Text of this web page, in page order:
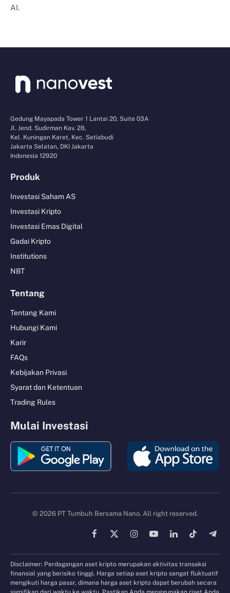
AI.
Gedung Mayapada Tower 1 Lantai 20, Suite 03A
Jl. Jend. Sudirman Kav. 28,
Kel. Kuningan Karet, Kec. Setiabudi
Jakarta Selatan, DKI Jakarta
Indonesia 12920
Produk
Investasi Saham AS
Investasi Kripto
Investasi Emas Digital
Gadai Kripto
Institutions
NBT
Tentang
Tentang Kami
Hubungi Kami
Karir
FAQs
Kebijakan Privasi
Syarat dan Ketentuan
Trading Rules
Mulai Investasi
© 2026 PT Tumbuh Bersama Nano. All right reserved.
Facebook
X
InstagramYouTubeLinkedInTikTok
Disclaimer: Perdagangan aset kripto merupakan aktivitas transaksi
finansial yang berisiko tinggi. Harga setiap aset kripto sangat fluktuatif
mengikuti harga pasar, dimana harga aset kripto dapat berubah secara